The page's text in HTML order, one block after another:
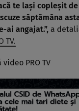
te lași copleșit de
săptămâna
ai angajat.”, a
TV.
PRO TV